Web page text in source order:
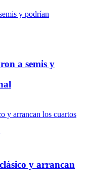
a semis y
y arrancan